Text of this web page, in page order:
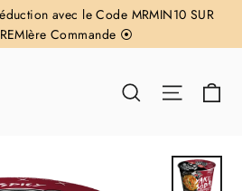
avec le Code MRMIN10 SUR
Commande ⦿
Suche